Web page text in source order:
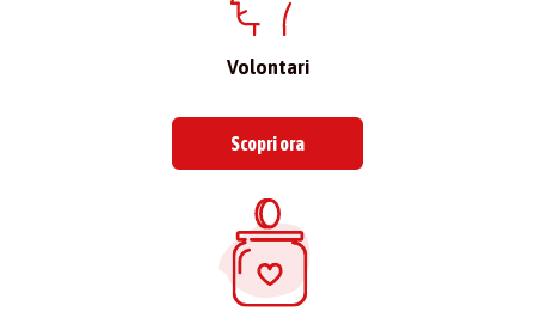
Volontari
Scopri ora